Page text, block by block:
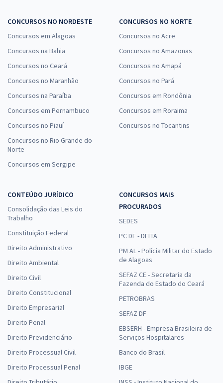
CONCURSOS NO NORDESTE
Concursos em Alagoas
Concursos na Bahia
Concursos no Ceará
Concursos no Maranhão
Concursos na Paraíba
Concursos em Pernambuco
Concursos no Piauí
Concursos no Rio Grande do
Norte
Concursos em Sergipe
CONCURSOS NO NORTE
Concursos no Acre
Concursos no Amazonas
Concursos no Amapá
Concursos no Pará
Concursos em Rondônia
Concursos em Roraima
Concursos no Tocantins
CONTEÚDO JURÍDICO
Consolidação das Leis do
Trabalho
Constituição Federal
Direito Administrativo
Direito Ambiental
Direito Civil
Direito Constitucional
Direito Empresarial
Direito Penal
Direito Previdenciário
Direito Processual Civil
Direito Processual Penal
CONCURSOS MAIS
PROCURADOS
SEDES
PC DF - DELTA
PM AL - Polícia Militar do Estado
de Alagoas
SEFAZ CE - Secretaria da
Fazenda do Estado do Ceará
PETROBRAS
SEFAZ DF
EBSERH - Empresa Brasileira de
Serviços Hospitalares
Banco do Brasil
IBGE